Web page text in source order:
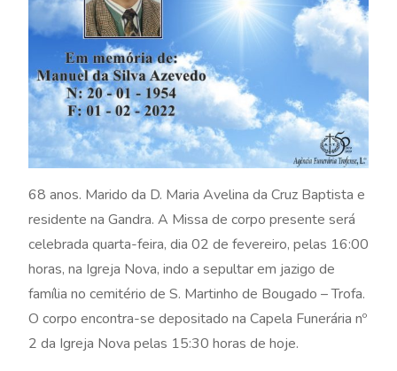
68 anos. Marido da D. Maria Avelina da Cruz Baptista e
residente na Gandra. A Missa de corpo presente será
celebrada quarta-feira, dia 02 de fevereiro, pelas 16:00
horas, na Igreja Nova, indo a sepultar em jazigo de
família no cemitério de S. Martinho de Bougado – Trofa.
O corpo encontra-se depositado na Capela Funerária nº
2 da Igreja Nova pelas 15:30 horas de hoje.